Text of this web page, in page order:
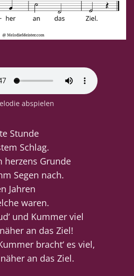
abspielen
Stunde
Schlag.
herzens Grunde
Segen nach.
Jahren
waren.
und Kummer viel
an das Ziel!
bracht‘ es viel,
an das Ziel.